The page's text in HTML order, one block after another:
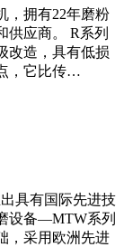
，拥有22年磨粉
供应商。 R系列
改造，具有低损
，它比传…
具有国际先进技
设备—MTW系列
，采用欧洲先进